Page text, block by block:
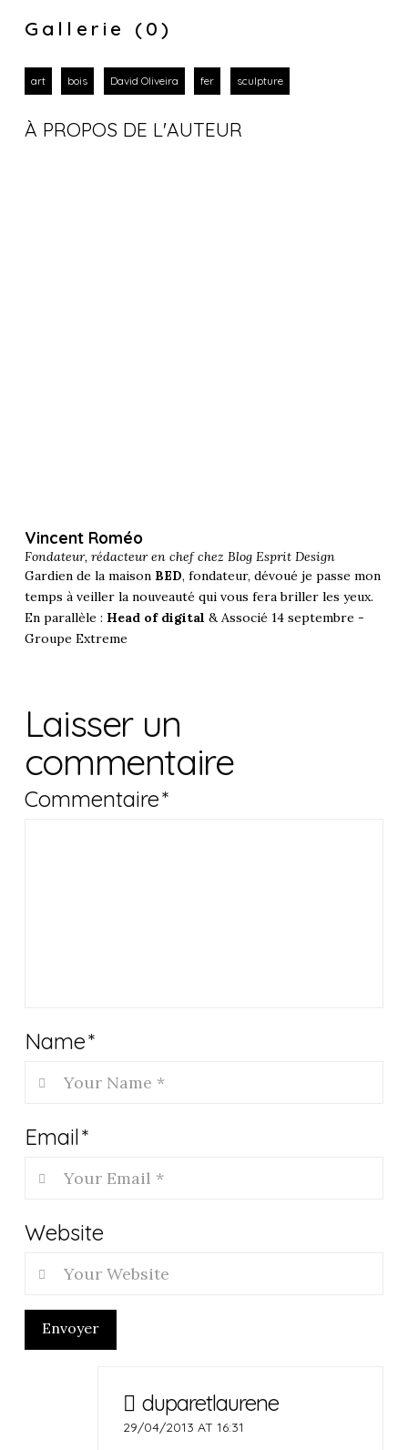
Gallerie (0)
art bois David Oliveira fer sculpture
À PROPOS DE L'AUTEUR
Vincent Roméo
Fondateur, rédacteur en chef chez Blog Esprit Design
Gardien de la maison BED, fondateur, dévoué je passe mon
temps à veiller la nouveauté qui vous fera briller les yeux.
En parallèle : Head of digital & Associé 14 septembre -
Groupe Extreme
Laisser un
commentaire
Commentaire*
Name*
Email*
Website
Envoyer
duparetlaurene
29/04/2013 AT 16:31